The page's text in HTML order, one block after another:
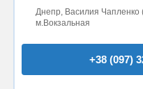
Днепр, Василия Чапленко
м.Вокзальная
+38 (097)